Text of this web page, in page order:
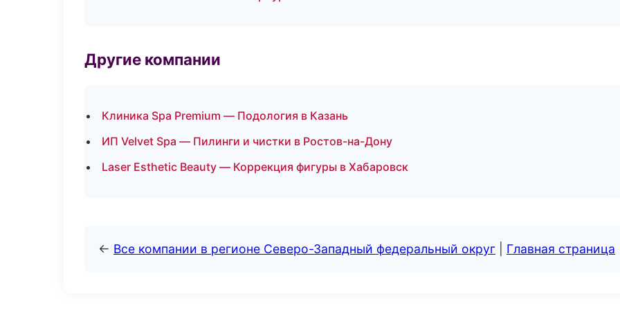
Другие компании
Клиника Spa Premium — Подология в Казань
ИП Velvet Spa — Пилинги и чистки в Ростов-на-Дону
Laser Esthetic Beauty — Коррекция фигуры в Хабаровск
← Все компании в регионе Северо-Западный федеральный округ Главная страница